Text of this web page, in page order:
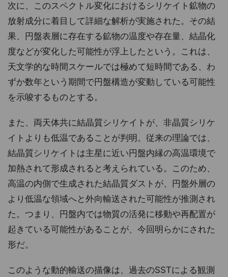
次に、このスペクトル変化におけるシリケイト鉱物の
放射成分に着目して詳細な解析が実施された。その結
果、円盤表層に存在する鉱物の温度や存在量、結晶化
度などが変化した可能性が浮上したという。これは、
天文学的な時間スケールでは極めて短時間である、わ
ずか数年という期間で円盤構造が変動している可能性
を示唆するものとする。
また、両天体共に結晶質シリケイトが、非晶質シリケ
イトよりも低温であることが判明。従来の理論では、
結晶質シリケイトは主星に近い円盤内縁の高温環境で
加熱されて形成されると考えられている。このため、
高温の内側で生成された結晶質ダストが、円盤外層の
より低温な領域へと外向輸送された可能性が推測され
た。つまり、円盤内では物質の活発に移動や再配置が
起きている可能性があることが、今回明らかにされた
形だ。
このような動的輸送の描像は、過去のSSTによる観測